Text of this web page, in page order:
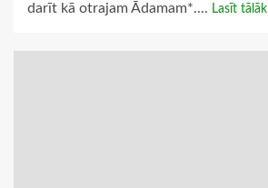
darīt kā otrajam Ādamam*.... Lasīt tālāk